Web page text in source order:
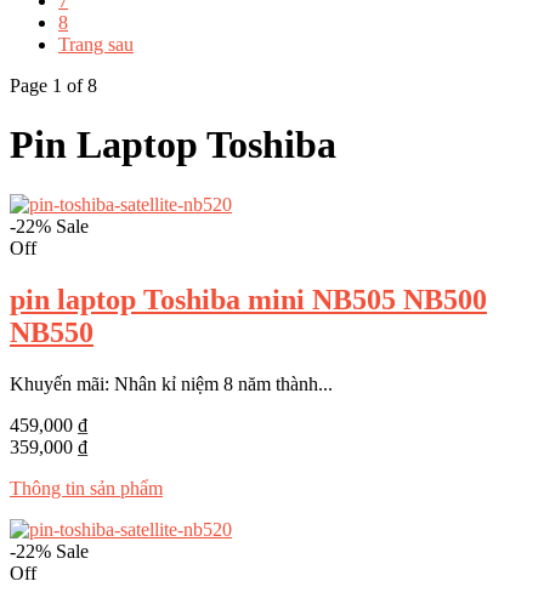
8
Trang sau
Page 1 of 8
Pin Laptop Toshiba
-22% Sale
Off
pin laptop Toshiba mini NB505 NB500
NB550
Khuyến mãi: Nhân kỉ niệm 8 năm thành...
459,000 ₫
359,000 ₫
Thông tin sản phẩm
-22% Sale
Off